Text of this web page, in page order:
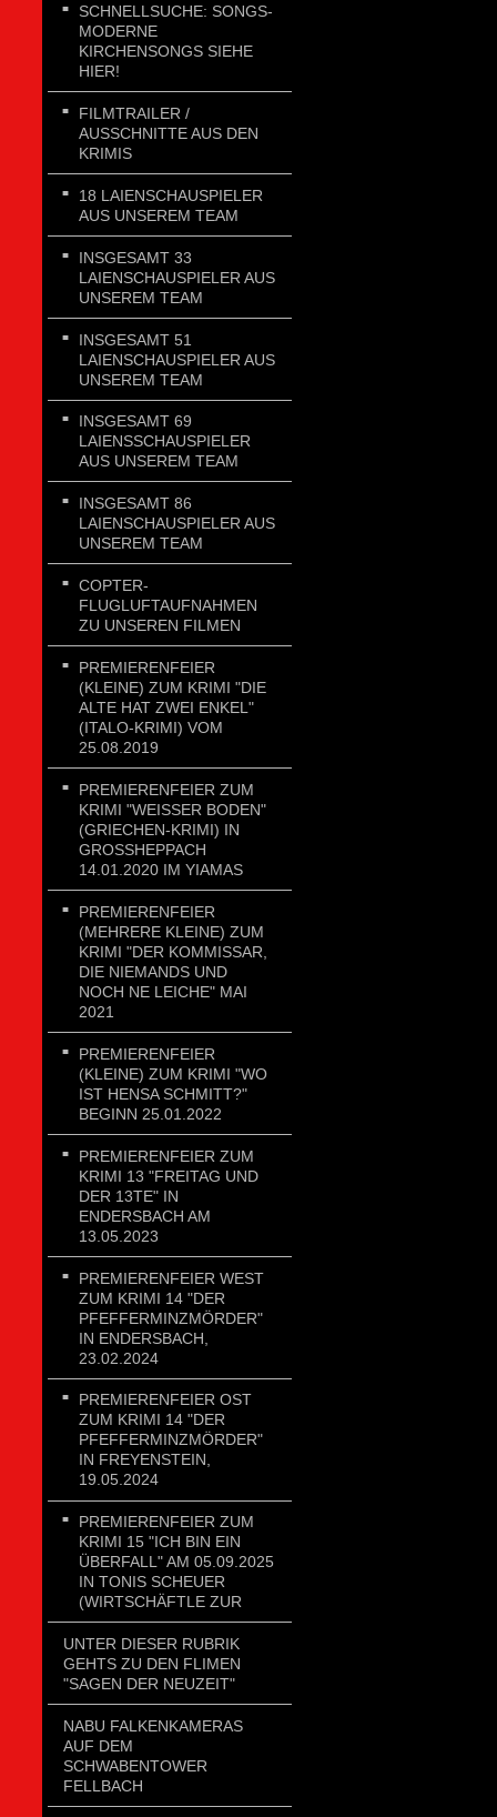
SCHNELLSUCHE: SONGS-
MODERNE
KIRCHENSONGS SIEHE
HIER!
FILMTRAILER /
AUSSCHNITTE AUS DEN
KRIMIS
18 LAIENSCHAUSPIELER
AUS UNSEREM TEAM
INSGESAMT 33
LAIENSCHAUSPIELER AUS
UNSEREM TEAM
INSGESAMT 51
LAIENSCHAUSPIELER AUS
UNSEREM TEAM
INSGESAMT 69
LAIENSSCHAUSPIELER
AUS UNSEREM TEAM
INSGESAMT 86
LAIENSCHAUSPIELER AUS
UNSEREM TEAM
COPTER-
FLUGLUFTAUFNAHMEN
ZU UNSEREN FILMEN
PREMIERENFEIER
(KLEINE) ZUM KRIMI "DIE
ALTE HAT ZWEI ENKEL"
(ITALO-KRIMI) VOM
25.08.2019
PREMIERENFEIER ZUM
KRIMI "WEISSER BODEN"
(GRIECHEN-KRIMI) IN
GROSSHEPPACH 1
4.01.2020 IM YIAMAS
PREMIERENFEIER
(MEHRERE KLEINE) ZUM
KRIMI "DER KOMMISSAR,
DIE NIEMANDS UND
NOCH NE LEICHE" MAI
2021
PREMIERENFEIER
(KLEINE) ZUM KRIMI "WO
IST HENSA SCHMITT?"
BEGINN 25.01.2022
PREMIERENFEIER ZUM
KRIMI 13 "FREITAG UND
DER 13TE" IN
ENDERSBACH AM
13.05.2023
PREMIERENFEIER WEST
ZUM KRIMI 14 "DER
PFEFFERMINZMÖRDER"
IN ENDERSBACH,
23.02.2024
PREMIERENFEIER OST
ZUM KRIMI 14 "DER
PFEFFERMINZMÖRDER"
IN FREYENSTEIN,
19.05.2024
PREMIERENFEIER ZUM
KRIMI 15 "ICH BIN EIN
ÜBERFALL" AM 05.09.2025
IN TONIS SCHEUER
(WIRTSCHÄFTLE ZUR
UNTER DIESER RUBRIK
GEHTS ZU DEN FLIMEN
"SAGEN DER NEUZEIT"
NABU FALKENKAMERAS
AUF DEM
SCHWABENTOWER
FELLBACH